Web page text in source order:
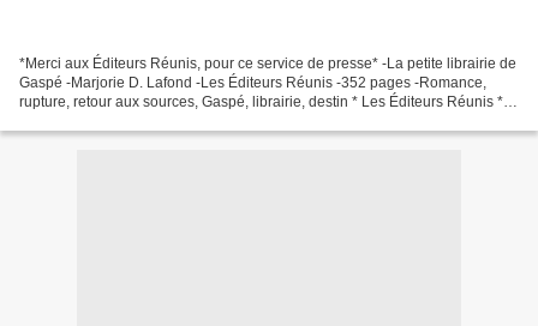
*Merci aux Éditeurs Réunis, pour ce service de presse* -La petite librairie de
Gaspé -Marjorie D. Lafond -Les Éditeurs Réunis -352 pages -Romance,
rupture, retour aux sources, Gaspé, librairie, destin * Les Éditeurs Réunis * *